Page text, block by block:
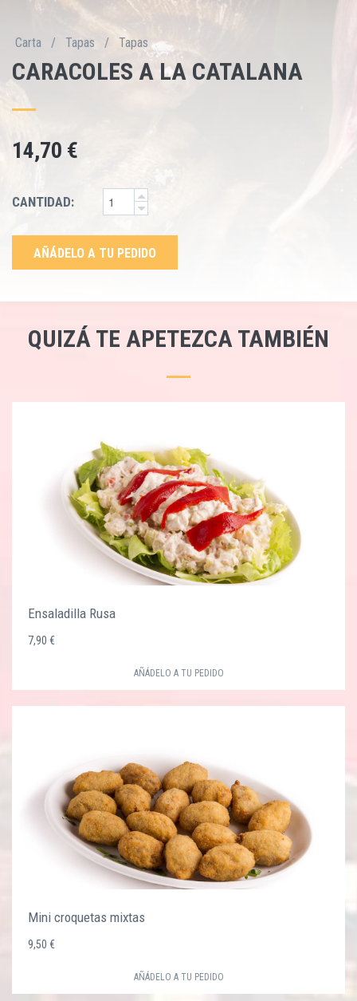
Carta / Tapas / Tapas
CARACOLES A LA CATALANA
14,70 €
CANTIDAD:
AÑÁDELO A TU PEDIDO
QUIZÁ TE APETEZCA TAMBIÉN
Ensaladilla Rusa
7,90 €
AÑÁDELO A TU PEDIDO
Mini croquetas mixtas
9,50 €
AÑÁDELO A TU PEDIDO